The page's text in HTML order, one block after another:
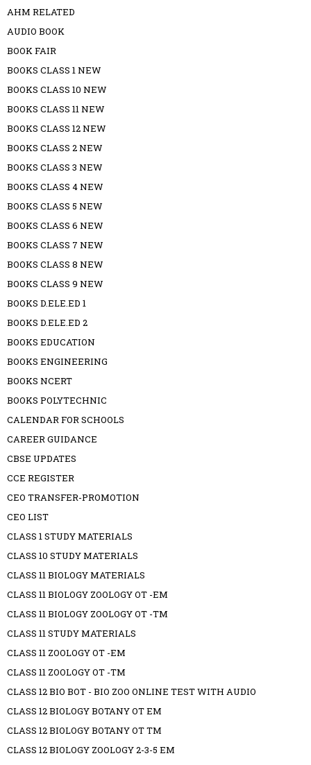
AHM RELATED
AUDIO BOOK
BOOK FAIR
BOOKS CLASS 1 NEW
BOOKS CLASS 10 NEW
BOOKS CLASS 11 NEW
BOOKS CLASS 12 NEW
BOOKS CLASS 2 NEW
BOOKS CLASS 3 NEW
BOOKS CLASS 4 NEW
BOOKS CLASS 5 NEW
BOOKS CLASS 6 NEW
BOOKS CLASS 7 NEW
BOOKS CLASS 8 NEW
BOOKS CLASS 9 NEW
BOOKS D.ELE.ED 1
BOOKS D.ELE.ED 2
BOOKS EDUCATION
BOOKS ENGINEERING
BOOKS NCERT
BOOKS POLYTECHNIC
CALENDAR FOR SCHOOLS
CAREER GUIDANCE
CBSE UPDATES
CCE REGISTER
CEO TRANSFER-PROMOTION
CEO LIST
CLASS 1 STUDY MATERIALS
CLASS 10 STUDY MATERIALS
CLASS 11 BIOLOGY MATERIALS
CLASS 11 BIOLOGY ZOOLOGY OT -EM
CLASS 11 BIOLOGY ZOOLOGY OT -TM
CLASS 11 STUDY MATERIALS
CLASS 11 ZOOLOGY OT -EM
CLASS 11 ZOOLOGY OT -TM
CLASS 12 BIO BOT - BIO ZOO ONLINE TEST WITH AUDIO
CLASS 12 BIOLOGY BOTANY OT EM
CLASS 12 BIOLOGY BOTANY OT TM
CLASS 12 BIOLOGY ZOOLOGY 2-3-5 EM